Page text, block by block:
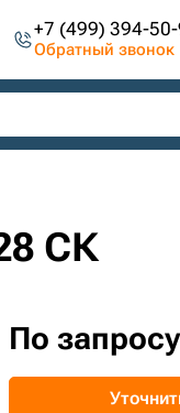
+7 (499) 394-
Обратный звонок
СК
По запросу